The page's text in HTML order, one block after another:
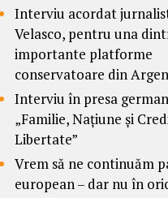
Interviu acordat
Velasco, pentru una
importante platforme
conservatoare din
Interviu în presa
„Familie, Națiune și
Libertate”
Vrem să ne continuăm
european – dar nu în